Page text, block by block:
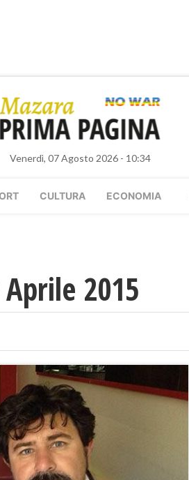
Venerdì, 07 Agosto 2026 - 10:34
CULTURA ECONOMIA
2015